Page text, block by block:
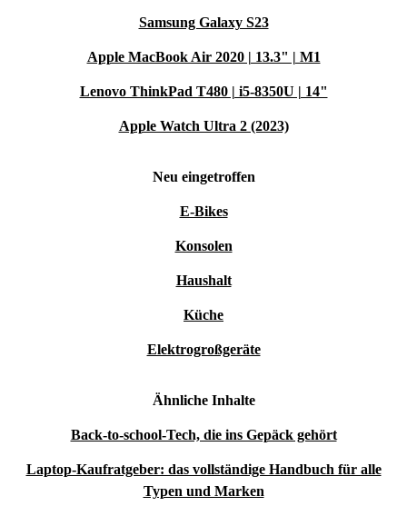
Samsung Galaxy S23
Apple MacBook Air 2020 | 13.3" | M1
Lenovo ThinkPad T480 | i5-8350U | 14"
Apple Watch Ultra 2 (2023)
Neu eingetroffen
E-Bikes
Konsolen
Haushalt
Küche
Elektrogroßgeräte
Ähnliche Inhalte
Back-to-school-Tech, die ins Gepäck gehört
Laptop-Kaufratgeber: das vollständige Handbuch für alle
Typen und Marken